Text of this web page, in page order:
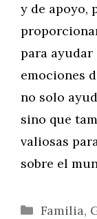
y de apoyo,
para ayudar
emociones
no solo
sino que
valiosas
sobre el
Familia,